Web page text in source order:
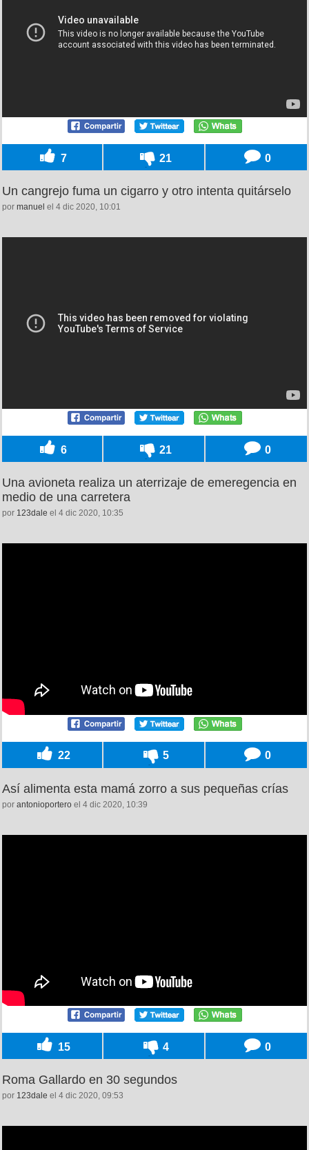
7 21 0
Un cangrejo fuma un cigarro y otro intenta quitárselo
por manuel el 4 dic 2020, 10:01
6 21 0
Una avioneta realiza un aterrizaje de emeregencia en
medio de una carretera
por 123dale el 4 dic 2020, 10:35
22 5 0
Así alimenta esta mamá zorro a sus pequeñas crías
por antonioportero el 4 dic 2020, 10:39
15 4 0
Roma Gallardo en 30 segundos
por 123dale el 4 dic 2020, 09:53